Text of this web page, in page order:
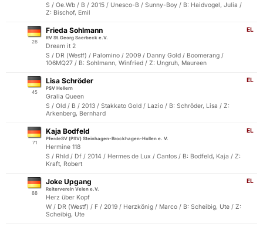
S / Oe.Wb / B / 2015 / Unesco-B / Sunny-Boy / B: Haidvogel, Julia /
Z: Bischof, Emil
26
EL
Frieda Sohlmann
RV St.Georg Saerbeck e.V.
Dream it 2
S / DR (Westf) / Palomino / 2009 / Danny Gold / Boomerang /
106MQ27 / B: Sohlmann, Winfried / Z: Ungruh, Maureen
45
EL
Lisa Schröder
PSV Hellern
Gralia Queen
S / Old / B / 2013 / Stakkato Gold / Lazio / B: Schröder, Lisa / Z:
Arkenberg, Bernhard
71
EL
Kaja Bodfeld
PferdeSV (PSV) Steinhagen-Brockhagen-Hollen e. V.
Hermine 118
S / Rhld / Df / 2014 / Hermes de Lux / Cantos / B: Bodfeld, Kaja / Z:
Kraft, Robert
88
EL
Joke Upgang
Reiterverein Velen e.V.
Herz über Kopf
W / DR (Westf) / F / 2019 / Herzkönig / Marco / B: Scheibig, Ute / Z:
Scheibig, Ute